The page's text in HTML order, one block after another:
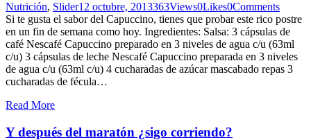
Nutrición, Slider12 octubre, 2013363Views0Likes0Comments
Si te gusta el sabor del Capuccino, tienes que probar este rico postre
en un fin de semana como hoy. Ingredientes: Salsa: 3 cápsulas de
café Nescafé Capuccino preparado en 3 niveles de agua c/u (63ml
c/u) 3 cápsulas de leche Nescafé Capuccino preparada en 3 niveles
de agua c/u (63ml c/u) 4 cucharadas de azúcar mascabado repas 3
cucharadas de fécula…
Read More
Y después del maratón ¿sigo corriendo?